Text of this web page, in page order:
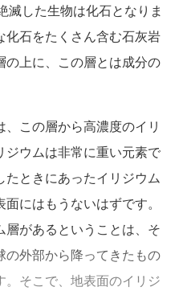
した生物は化石となりま
化石をたくさん含む石灰岩
上に、この層とは成分の
この層から高濃度のイリ
ジウムは非常に重い元素で
ときにあったイリジウム
にはもうないはずです。
があるということは、そ
外部から降ってきたもの
そこで、地表面のイリジ